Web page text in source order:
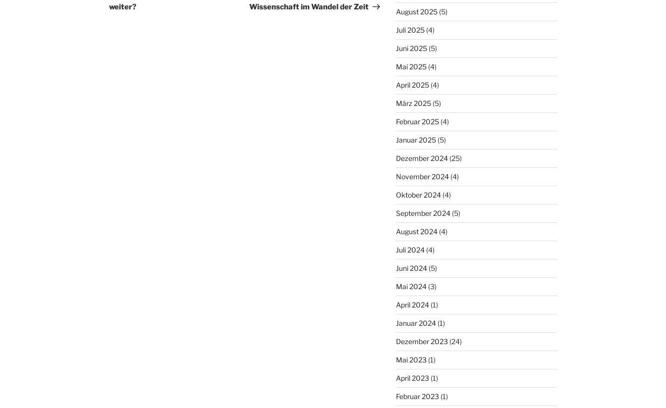
weiter?
Wissenschaft im Wandel der Zeit
August 2025(5)
Juli 2025(4)
Juni 2025(5)
Mai 2025(4)
April 2025(4)
März 2025(5)
Februar 2025(4)
Januar 2025(5)
Dezember 2024(25)
November 2024(4)
Oktober 2024(4)
September 2024(5)
August 2024(4)
Juli 2024(4)
Juni 2024(5)
Mai 2024(3)
April 2024(1)
Januar 2024(1)
Dezember 2023 (24)
Mai 2023 (1)
April 2023 (1)
Februar 2023 (1)